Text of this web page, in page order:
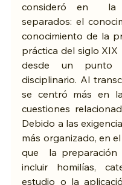
consideró en  la
separados: el
conocimiento de la
práctica del siglo XIX
desde un punto
disciplinario. Al
se centró más en
cuestiones
Debido a las
más organizado, en
que  la
incluir homilías,
estudio o la